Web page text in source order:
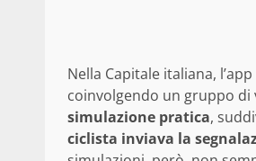
Nella Capitale italiana,
coinvolgendo un gruppo
simulazione pratica,
ciclista inviava la